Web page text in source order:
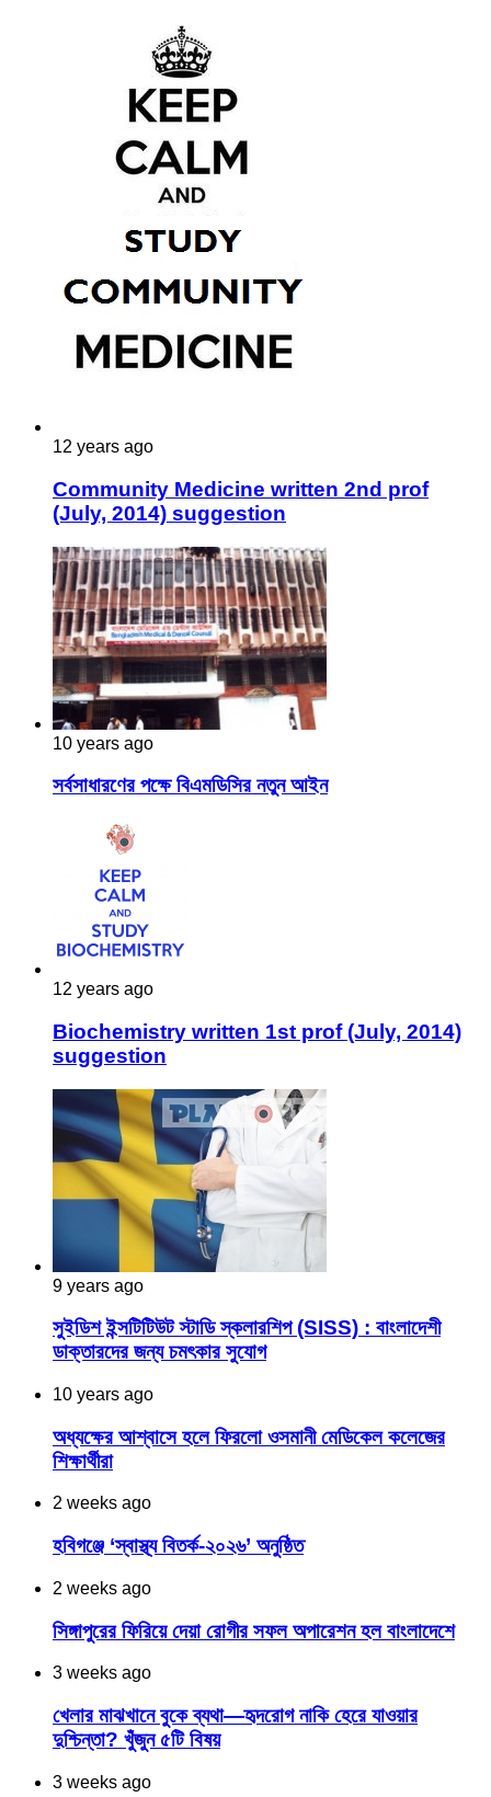
12 years ago
Community Medicine written 2nd prof
(July, 2014) suggestion
10 years ago
সর্বসাধারণের পক্ষে বিএমডিসির নতুন আইন
12 years ago
Biochemistry written 1st prof (July, 2014)
suggestion
9 years ago
সুইডিশ ইন্সটিটিউট স্টাডি স্কলারশিপ (SISS) : বাংলাদেশী
ডাক্তারদের জন্য চমৎকার সুযোগ
10 years ago
অধ্যক্ষের আশ্বাসে হলে ফিরলো ওসমানী মেডিকেল কলেজের
শিক্ষার্থীরা
2 weeks ago
হবিগঞ্জে ‘স্বাস্থ্য বিতর্ক-২০২৬’ অনুষ্ঠিত
2 weeks ago
সিঙ্গাপুরের ফিরিয়ে দেয়া রোগীর সফল অপারেশন হল বাংলাদেশে
3 weeks ago
খেলার মাঝখানে বুকে ব্যথা—হৃদরোগ নাকি হেরে যাওয়ার
দুশ্চিন্তা? খুঁজুন ৫টি বিষয়
3 weeks ago